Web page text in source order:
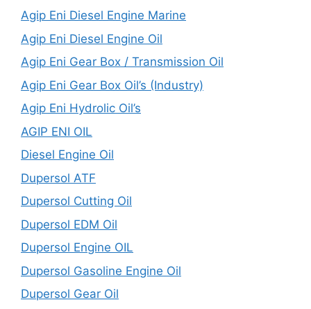
Agip Eni Diesel Engine Marine
Agip Eni Diesel Engine Oil
Agip Eni Gear Box / Transmission Oil
Agip Eni Gear Box Oil’s (Industry)
Agip Eni Hydrolic Oil’s
AGIP ENI OIL
Diesel Engine Oil
Dupersol ATF
Dupersol Cutting Oil
Dupersol EDM Oil
Dupersol Engine OIL
Dupersol Gasoline Engine Oil
Dupersol Gear Oil